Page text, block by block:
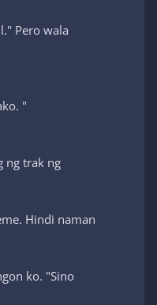
Pero wala
"
ng trak ng
Hindi naman
ko. "Sino